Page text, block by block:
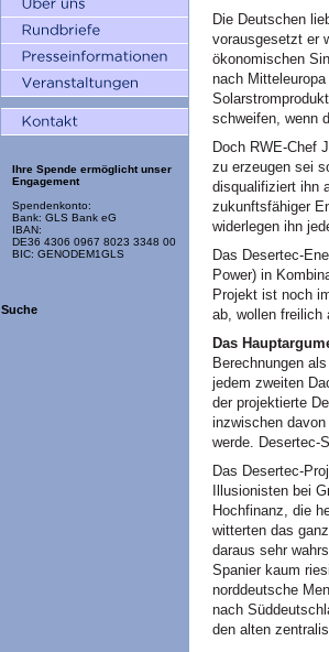
Ihre Spende ermöglicht unser
Engagement
Spendenkonto:
Bank: GLS Bank eG
IBAN:
DE36 4306 0967 8023 3348 00
BIC: GENODEM1GLS
Suche
Die Deutschen
vorausgesetzt er
ökonomischen
nach
schweifen, wenn
Doch RWE-Chef
zu erzeugen sei
disqualifiziert ihn
zukunftsfähiger
widerlegen ihn
Das Desertec-
Power) in
Projekt ist noch
ab, wollen freilich
Das
Berechnungen
jedem zweiten
der projektierte
inzwischen
werde. Desertec-
Das Desertec-
Illusionisten bei
Hochfinanz, die
witterten das
daraus sehr
Spanier kaum
norddeutsche
nach
den alten